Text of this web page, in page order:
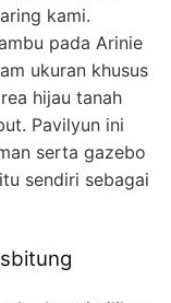
kami.
pada Arinie
ukuran khusus
hijau tanah
Pavilyun ini
serta gazebo
sendiri sebagai